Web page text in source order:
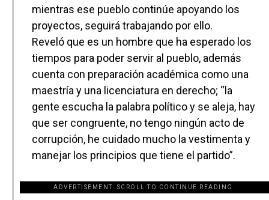
mientras ese pueblo continúe apoyando los
proyectos, seguirá trabajando por ello.
Reveló que es un hombre que ha esperado los
tiempos para poder servir al pueblo, además
cuenta con preparación académica como una
maestría y una licenciatura en derecho; “la
gente escucha la palabra político y se aleja, hay
que ser congruente, no tengo ningún acto de
corrupción, he cuidado mucho la vestimenta y
manejar los principios que tiene el partido”.
ADVERTISEMENT. SCROLL TO CONTINUE READING.
[adsforwp id="243463"]